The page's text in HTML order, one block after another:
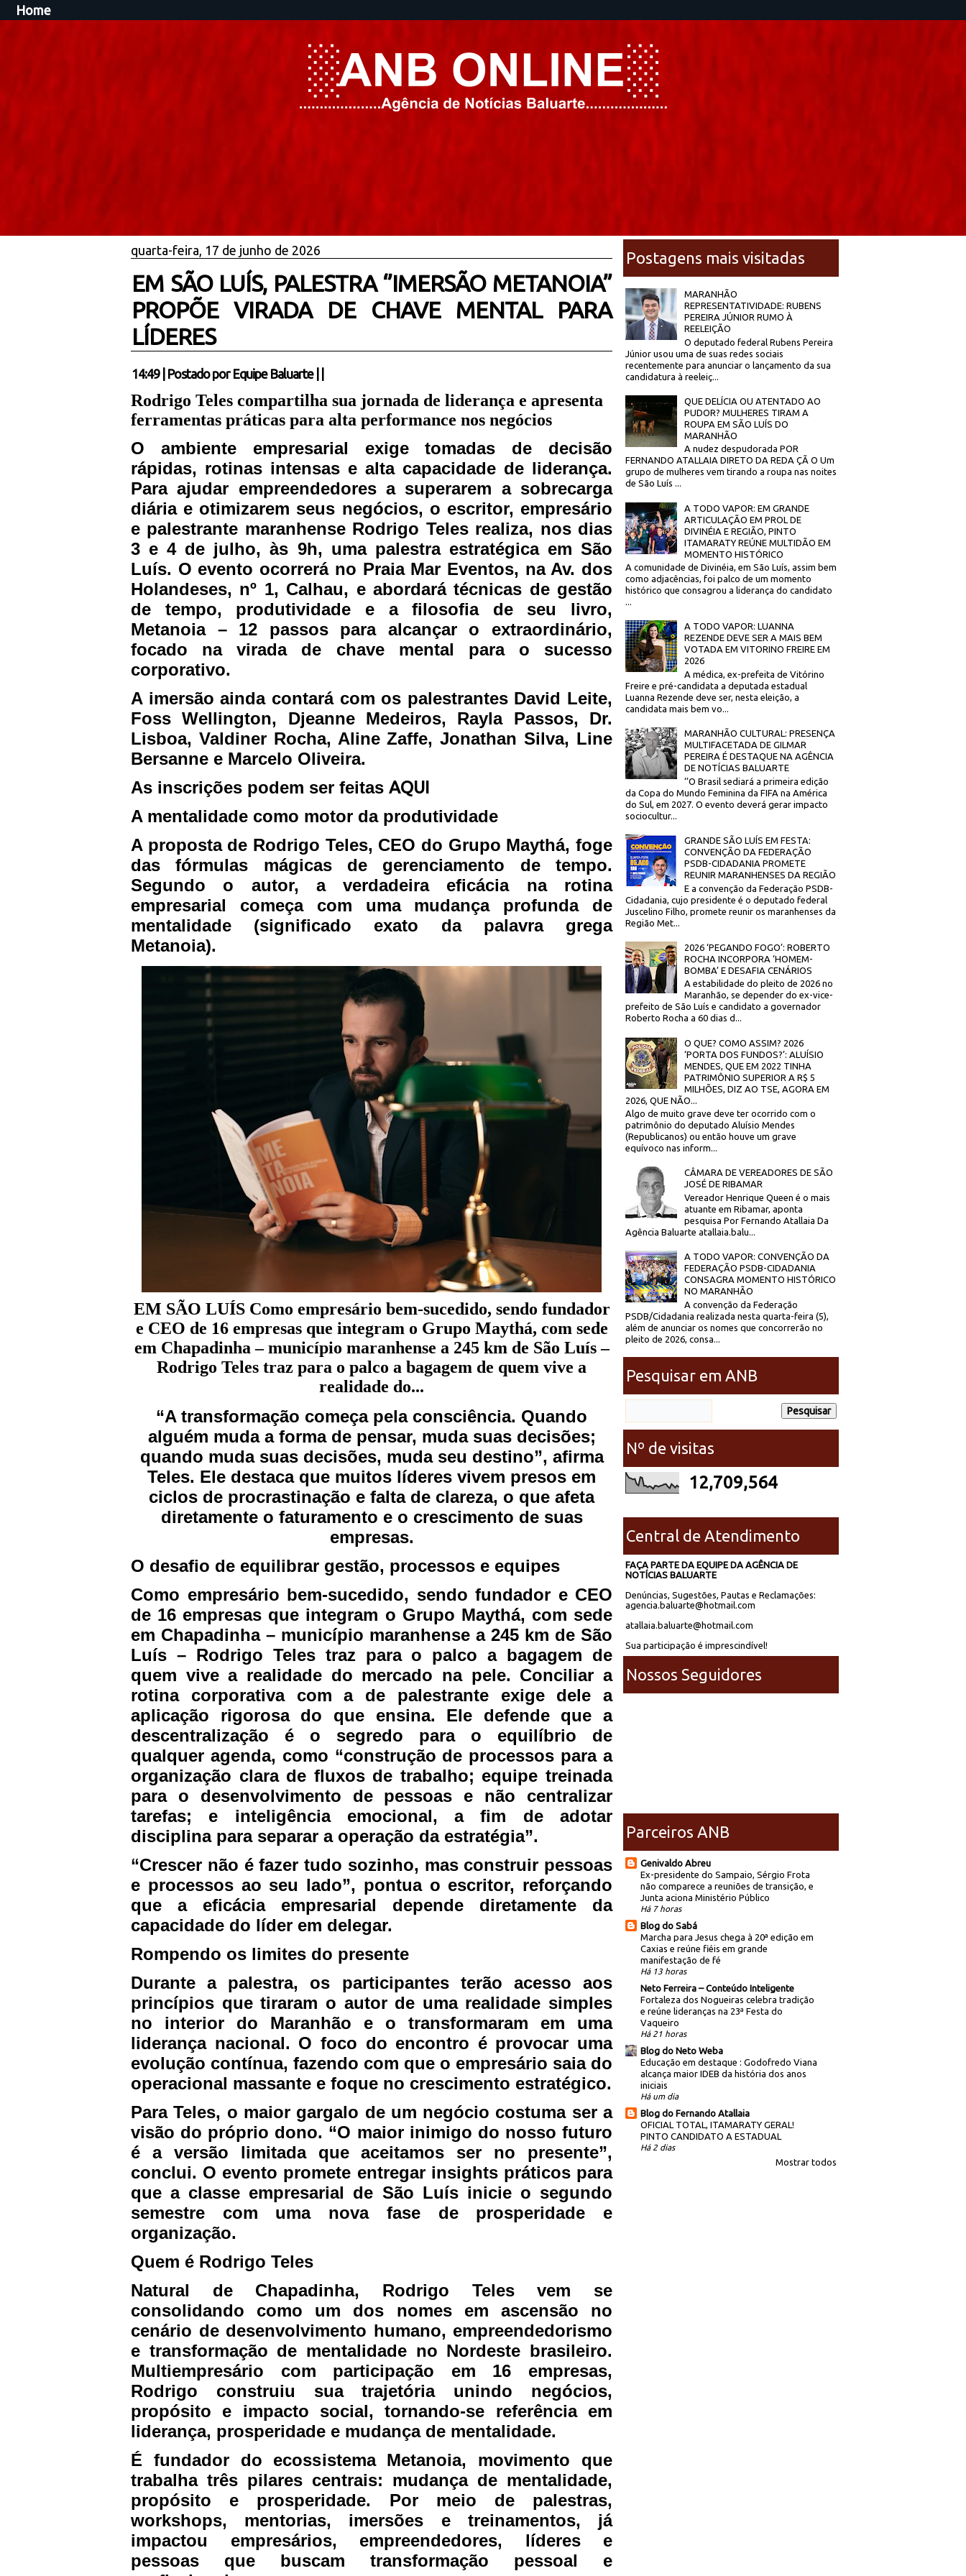
Home
quarta-feira, 17 de junho de 2026
EM SÃO LUÍS, PALESTRA ‘’IMERSÃO METANOIA”
PROPÕE VIRADA DE CHAVE MENTAL PARA
LÍDERES
14:49| Postado por Equipe Baluarte
Rodrigo Teles compartilha sua jornada de liderança e apresenta
ferramentas práticas para alta performance nos negócios
O ambiente empresarial exige tomadas de decisão
rápidas, rotinas intensas e alta capacidade de liderança.
Para ajudar empreendedores a superarem a sobrecarga
diária e otimizarem seus negócios, o escritor, empresário
e palestrante maranhense Rodrigo Teles realiza, nos dias
3 e 4 de julho, às 9h, uma palestra estratégica em São
Luís. O evento ocorrerá no Praia Mar Eventos, na Av. dos
Holandeses, nº 1, Calhau, e abordará técnicas de gestão
de tempo, produtividade e a filosofia de seu livro,
Metanoia – 12 passos para alcançar o extraordinário,
focado na virada de chave mental para o sucesso
corporativo.
A imersão ainda contará com os palestrantes David Leite,
Foss Wellington, Djeanne Medeiros, Rayla Passos, Dr.
Lisboa, Valdiner Rocha, Aline Zaffe, Jonathan Silva, Line
Bersanne e Marcelo Oliveira.
As inscrições podem ser feitas AQUI
A mentalidade como motor da produtividade
A proposta de Rodrigo Teles, CEO do Grupo Maythá, foge
das fórmulas mágicas de gerenciamento de tempo.
Segundo o autor, a verdadeira eficácia na rotina
empresarial começa com uma mudança profunda de
mentalidade (significado exato da palavra grega
Metanoia).
EM SÃO LUÍS Como empresário bem-sucedido, sendo fundador
e CEO de 16 empresas que integram o Grupo Maythá, com sede
em Chapadinha – município maranhense a 245 km de São Luís –
Rodrigo Teles traz para o palco a bagagem de quem vive a
realidade do...
“A transformação começa pela consciência. Quando
alguém muda a forma de pensar, muda suas decisões;
quando muda suas decisões, muda seu destino”, afirma
Teles. Ele destaca que muitos líderes vivem presos em
ciclos de procrastinação e falta de clareza, o que afeta
diretamente o faturamento e o crescimento de suas
empresas.
O desafio de equilibrar gestão, processos e equipes
Como empresário bem-sucedido, sendo fundador e CEO
de 16 empresas que integram o Grupo Maythá, com sede
em Chapadinha – município maranhense a 245 km de São
Luís – Rodrigo Teles traz para o palco a bagagem de
quem vive a realidade do mercado na pele. Conciliar a
rotina corporativa com a de palestrante exige dele a
aplicação rigorosa do que ensina. Ele defende que a
descentralização é o segredo para o equilíbrio de
qualquer agenda, como “construção de processos para a
organização clara de fluxos de trabalho; equipe treinada
para o desenvolvimento de pessoas e não centralizar
tarefas; e inteligência emocional, a fim de adotar
disciplina para separar a operação da estratégia”.
“Crescer não é fazer tudo sozinho, mas construir pessoas
e processos ao seu lado”, pontua o escritor, reforçando
que a eficácia empresarial depende diretamente da
capacidade do líder em delegar.
Rompendo os limites do presente
Durante a palestra, os participantes terão acesso aos
princípios que tiraram o autor de uma realidade simples
no interior do Maranhão e o transformaram em uma
liderança nacional. O foco do encontro é provocar uma
evolução contínua, fazendo com que o empresário saia do
operacional massante e foque no crescimento estratégico.
Para Teles, o maior gargalo de um negócio costuma ser a
visão do próprio dono. “O maior inimigo do nosso futuro
é a versão limitada que aceitamos ser no presente”,
conclui. O evento promete entregar insights práticos para
que a classe empresarial de São Luís inicie o segundo
semestre com uma nova fase de prosperidade e
organização.
Quem é Rodrigo Teles
Natural de Chapadinha, Rodrigo Teles vem se
consolidando como um dos nomes em ascensão no
cenário de desenvolvimento humano, empreendedorismo
e transformação de mentalidade no Nordeste brasileiro.
Multiempresário com participação em 16 empresas,
Rodrigo construiu sua trajetória unindo negócios,
propósito e impacto social, tornando-se referência em
liderança, prosperidade e mudança de mentalidade.
É fundador do ecossistema Metanoia, movimento que
trabalha três pilares centrais: mudança de mentalidade,
propósito e prosperidade. Por meio de palestras,
workshops, mentorias, imersões e treinamentos, já
impactou empresários, empreendedores, líderes e
pessoas que buscam transformação pessoal e
Postagens mais visitadas
MARANHÃO
REPRESENTATIVIDADE: RUBENS
PEREIRA JÚNIOR RUMO À
REELEIÇÃO
O deputado federal Rubens Pereira
Júnior usou uma de suas redes sociais
recentemente para anunciar o lançamento da sua
candidatura à reeleiç...
QUE DELÍCIA OU ATENTADO AO
PUDOR? MULHERES TIRAM A
ROUPA EM SÃO LUÍS DO
MARANHÃO
A nudez despudorada POR
FERNANDO ATALLAIA DIRETO DA REDA ÇÃ O Um
grupo de mulheres vem tirando a roupa nas noites
de São Luís ...
A TODO VAPOR: EM GRANDE
ARTICULAÇÃO EM PROL DE
DIVINÉIA E REGIÃO, PINTO
ITAMARATY REÚNE MULTIDÃO EM
MOMENTO HISTÓRICO
A comunidade de Divinéia, em São Luís, assim bem
como adjacências, foi palco de um momento
histórico que consagrou a liderança do candidato
...
A TODO VAPOR: LUANNA
REZENDE DEVE SER A MAIS BEM
VOTADA EM VITORINO FREIRE EM
2026
A médica, ex-prefeita de Vitórino
Freire e pré-candidata a deputada estadual
Luanna Rezende deve ser, nesta eleição, a
candidata mais bem vo...
MARANHÃO CULTURAL: PRESENÇA
MULTIFACETADA DE GILMAR
PEREIRA É DESTAQUE NA AGÊNCIA
DE NOTÍCIAS BALUARTE
‘’O Brasil sediará a primeira edição
da Copa do Mundo Feminina da FIFA na América
do Sul, em 2027. O evento deverá gerar impacto
sociocultur...
GRANDE SÃO LUÍS EM FESTA:
CONVENÇÃO DA FEDERAÇÃO
PSDB-CIDADANIA PROMETE
REUNIR MARANHENSES DA REGIÃO
E a convenção da Federação PSDB-
Cidadania, cujo presidente é o deputado federal
Juscelino Filho, promete reunir os maranhenses da
Região Met...
2026 ‘PEGANDO FOGO’: ROBERTO
ROCHA INCORPORA ‘HOMEM-
BOMBA’ E DESAFIA CENÁRIOS
A estabilidade do pleito de 2026 no
Maranhão, se depender do ex-vice-
prefeito de São Luís e candidato a governador
Roberto Rocha a 60 dias d...
O QUE? COMO ASSIM? 2026
‘PORTA DOS FUNDOS?’: ALUÍSIO
MENDES, QUE EM 2022 TINHA
PATRIMÔNIO SUPERIOR A R$ 5
MILHÕES, DIZ AO TSE, AGORA EM
2026, QUE NÃO...
Algo de muito grave deve ter ocorrido com o
patrimônio do deputado Aluísio Mendes
(Republicanos) ou então houve um grave
equívoco nas inform...
CÂMARA DE VEREADORES DE SÃO
JOSÉ DE RIBAMAR
Vereador Henrique Queen é o mais
atuante em Ribamar, aponta
pesquisa Por Fernando Atallaia Da
Agência Baluarte atallaia.balu...
A TODO VAPOR: CONVENÇÃO DA
FEDERAÇÃO PSDB-CIDADANIA
CONSAGRA MOMENTO HISTÓRICO
NO MARANHÃO
A convenção da Federação
PSDB/Cidadania realizada nesta quarta-feira (5),
além de anunciar os nomes que concorrerão no
pleito de 2026, consa...
Pesquisar em ANB
Nº de visitas
12,709,564
Central de Atendimento
FAÇA PARTE DA EQUIPE DA AGÊNCIA DE
NOTÍCIAS BALUARTE
Denúncias, Sugestões, Pautas e Reclamações:
agencia.baluarte@hotmail.com
atallaia.baluarte@hotmail.com
Sua participação é imprescindível!
Nossos Seguidores
Parceiros ANB
Genivaldo Abreu
Ex-presidente do Sampaio, Sérgio Frota
não comparece a reuniões de transição, e
Junta aciona Ministério Público
Há 7 horas
Blog do Sabá
Marcha para Jesus chega à 20ª edição em
Caxias e reúne fiéis em grande
manifestação de fé
Há 13 horas
Neto Ferreira – Conteúdo Inteligente
Fortaleza dos Nogueiras celebra tradição
e reúne lideranças na 23ª Festa do
Vaqueiro
Há 21 horas
Blog do Neto Weba
Educação em destaque : Godofredo Viana
alcança maior IDEB da história dos anos
iniciais
Há um dia
Blog do Fernando Atallaia
OFICIAL TOTAL, ITAMARATY GERAL!
PINTO CANDIDATO A ESTADUAL
Há 2 dias
Mostrar todos